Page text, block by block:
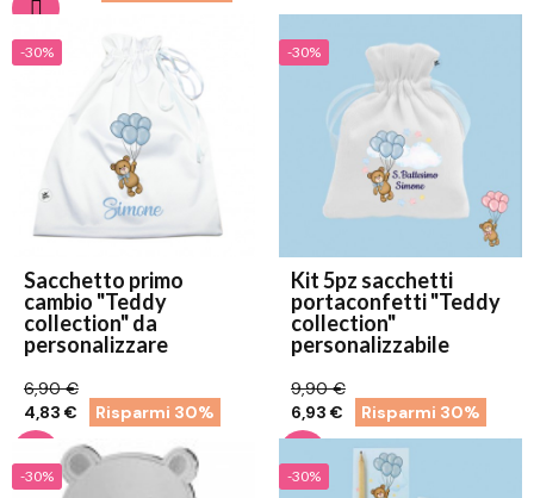
-30%
Sacchetto primo
cambio "Teddy
collection" da
personalizzare
6,90 €
4,83 €
Risparmi 30%
-30%
Kit 5pz sacchetti
portaconfetti "Teddy
collection"
personalizzabile
9,90 €
6,93 €
Risparmi 30%
-30% -30%